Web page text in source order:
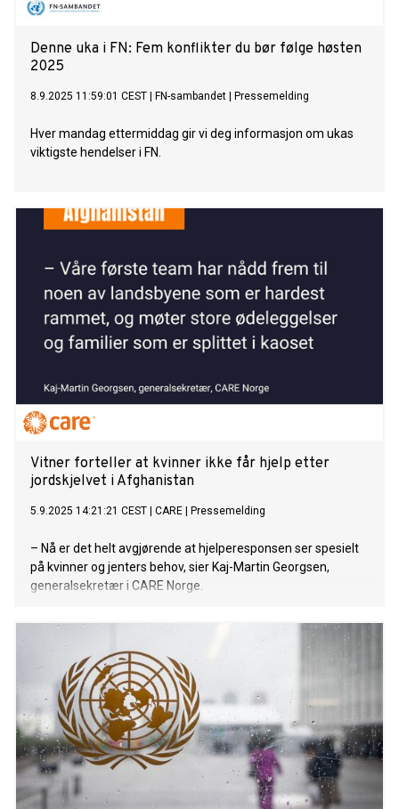
Denne uka i FN: Fem konflikter du bør følge høsten
2025
8.9.2025 11:59:01 CEST FN-sambandet Pressemelding
Hver mandag ettermiddag gir vi deg informasjon om ukas
viktigste hendelser i FN.
Vitner forteller at kvinner ikke får hjelp etter
jordskjelvet i Afghanistan
5.9.2025 14:21:21 CEST CARE Pressemelding
– Nå er det helt avgjørende at hjelperesponsen ser spesielt
på kvinner og jenters behov, sier Kaj-Martin Georgsen,
generalsekretær i CARE Norge.